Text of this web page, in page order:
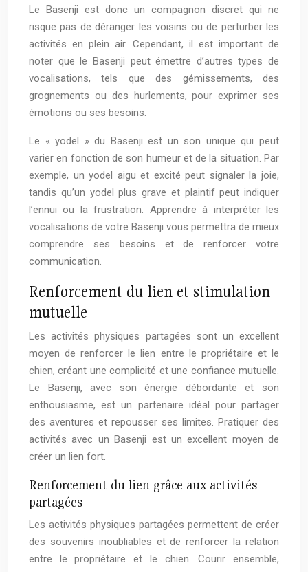
Le Basenji est donc un compagnon discret qui ne
risque pas de déranger les voisins ou de perturber les
activités en plein air. Cependant, il est important de
noter que le Basenji peut émettre d’autres types de
vocalisations, tels que des gémissements, des
grognements ou des hurlements, pour exprimer ses
émotions ou ses besoins.
Le « yodel » du Basenji est un son unique qui peut
varier en fonction de son humeur et de la situation. Par
exemple, un yodel aigu et excité peut signaler la joie,
tandis qu’un yodel plus grave et plaintif peut indiquer
l’ennui ou la frustration. Apprendre à interpréter les
vocalisations de votre Basenji vous permettra de mieux
comprendre ses besoins et de renforcer votre
communication.
Renforcement du lien et stimulation
mutuelle
Les activités physiques partagées sont un excellent
moyen de renforcer le lien entre le propriétaire et le
chien, créant une complicité et une confiance mutuelle.
Le Basenji, avec son énergie débordante et son
enthousiasme, est un partenaire idéal pour partager
des aventures et repousser ses limites. Pratiquer des
activités avec un Basenji est un excellent moyen de
créer un lien fort.
Renforcement du lien grâce aux activités
partagées
Les activités physiques partagées permettent de créer
des souvenirs inoubliables et de renforcer la relation
entre le propriétaire et le chien. Courir ensemble,